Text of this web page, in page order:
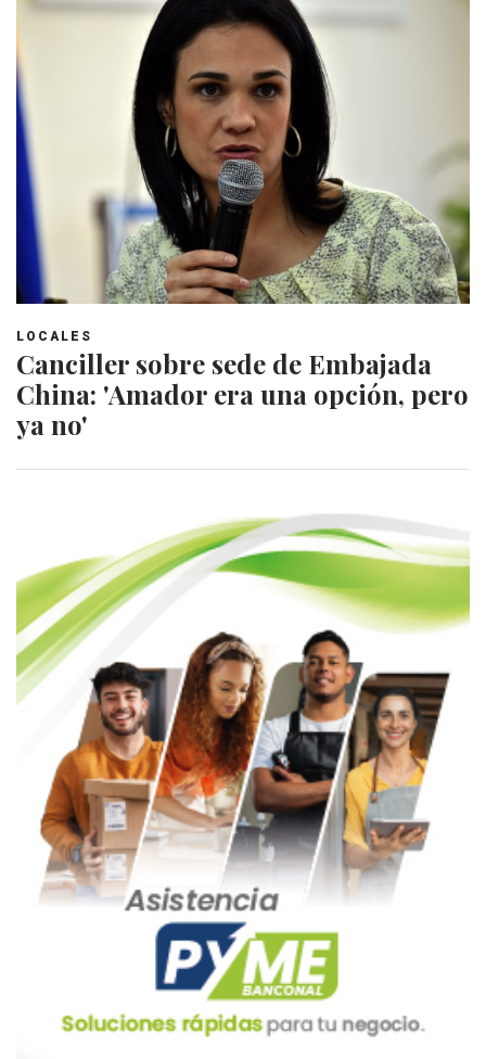
LOCALES
Canciller sobre sede de Embajada
China: 'Amador era una opción, pero
ya no'